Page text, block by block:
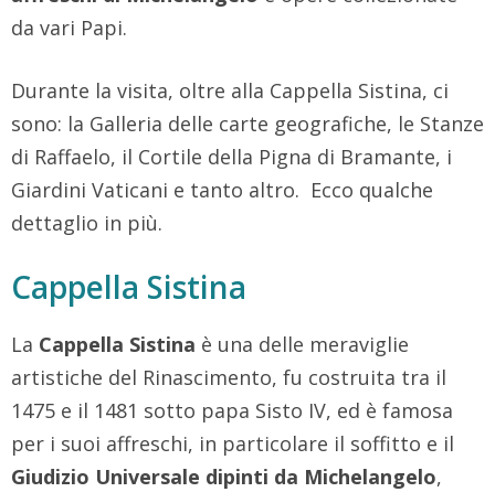
da vari Papi.
Durante la visita, oltre alla Cappella Sistina, ci
sono: la Galleria delle carte geografiche, le Stanze
di Raffaelo, il Cortile della Pigna di Bramante, i
Giardini Vaticani e tanto altro. Ecco qualche
dettaglio in più.
Cappella Sistina
La Cappella Sistina è una delle meraviglie
artistiche del Rinascimento, fu costruita tra il
1475 e il 1481 sotto papa Sisto IV, ed è famosa
per i suoi affreschi, in particolare il soffitto e il
Giudizio Universale dipinti da Michelangelo,